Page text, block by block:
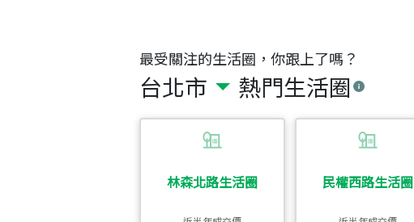
最受關注的生活圈，你跟上了嗎？
台北市 熱門生活圈
林森北路生活圈 民權西路生活圈